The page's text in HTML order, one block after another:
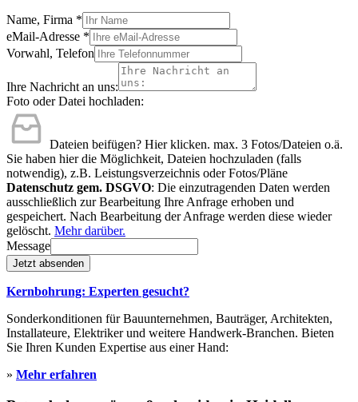
Name, Firma *
eMail-Adresse *
Vorwahl, Telefon
Ihre Nachricht an uns:
Foto oder Datei hochladen:
Dateien beifügen? Hier klicken. max. 3 Fotos/Dateien o.ä.
Sie haben hier die Möglichkeit, Dateien hochzuladen (falls
notwendig), z.B. Leistungsverzeichnis oder Fotos/Pläne
Datenschutz gem. DSGVO: Die einzutragenden Daten werden
ausschließlich zur Bearbeitung Ihre Anfrage erhoben und
gespeichert. Nach Bearbeitung der Anfrage werden diese wieder
gelöscht. Mehr darüber.
Message
Jetzt absenden
Kernbohrung: Experten gesucht?
Sonderkonditionen für Bauunternehmen, Bauträger, Architekten,
Installateure, Elektriker und weitere Handwerk-Branchen. Bieten
Sie Ihren Kunden Expertise aus einer Hand:
» Mehr erfahren